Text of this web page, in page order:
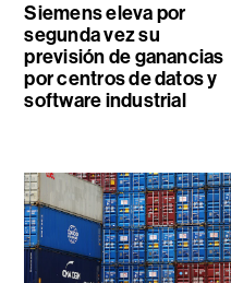
Siemens eleva por
segunda vez su
previsión de ganancias
por centros de datos y
software industrial